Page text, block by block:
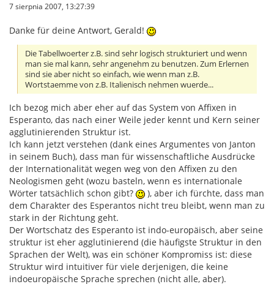
7 sierpnia 2007, 13:27:39
Danke für deine Antwort, Gerald!
Die Tabellwoerter z.B. sind sehr logisch strukturiert und wenn
man sie mal kann, sehr angenehm zu benutzen. Zum Erlernen
sind sie aber nicht so einfach, wie wenn man z.B.
Wortstaemme von z.B. Italienisch nehmen wuerde...
Ich bezog mich aber eher auf das System von Affixen in
Esperanto, das nach einer Weile jeder kennt und Kern seiner
agglutinierenden Struktur ist.
Ich kann jetzt verstehen (dank eines Argumentes von Janton
in seinem Buch), dass man für wissenschaftliche Ausdrücke
der Internationalität wegen weg von den Affixen zu den
Neologismen geht (wozu basteln, wenn es internationale
Wörter tatsächlich schon gibt?
), aber ich fürchte, dass man
dem Charakter des Esperantos nicht treu bleibt, wenn man zu
stark in der Richtung geht.
Der Wortschatz des Esperanto ist indo-europäisch, aber seine
struktur ist eher agglutinierend (die häufigste Struktur in den
Sprachen der Welt), was ein schöner Kompromiss ist: diese
Struktur wird intuitiver für viele derjenigen, die keine
indoeuropäische Sprache sprechen (nicht alle, aber).